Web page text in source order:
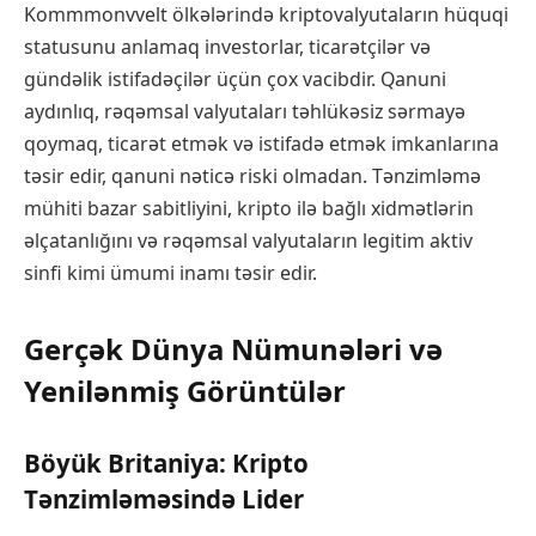
Kommmonvvelt ölkələrində kriptovalyutaların hüquqi
statusunu anlamaq investorlar, ticarətçilər və
gündəlik istifadəçilər üçün çox vacibdir. Qanuni
aydınlıq, rəqəmsal valyutaları təhlükəsiz sərmayə
qoymaq, ticarət etmək və istifadə etmək imkanlarına
təsir edir, qanuni nəticə riski olmadan. Tənzimləmə
mühiti bazar sabitliyini, kripto ilə bağlı xidmətlərin
əlçatanlığını və rəqəmsal valyutaların legitim aktiv
sinfi kimi ümumi inamı təsir edir.
Gerçək Dünya Nümunələri və
Yenilənmiş Görüntülər
Böyük Britaniya: Kripto
Tənzimləməsində Lider